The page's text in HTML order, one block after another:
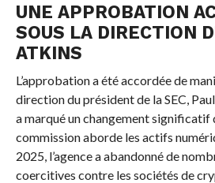
UNE APPROBATION
SOUS LA DIRECTION
ATKINS
L’approbation a été accordée de
direction du président de la SEC,
a marqué un changement significatif
commission aborde les actifs
2025, l’agence a abandonné de
coercitives contre les sociétés de